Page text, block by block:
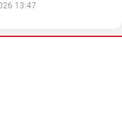
13:47